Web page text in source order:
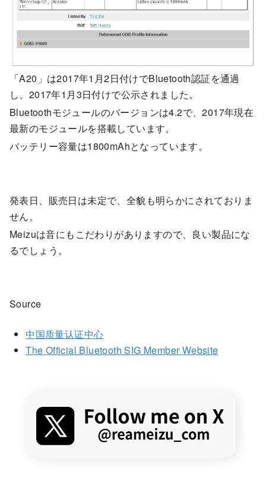
「A20」は2017年1月2日付けでBluetooth認証を通過
し、2017年1月3日付けで公示されました。
Bluetoothモジュールのバージョンは4.2で、2017年現在
最新のモジュールを搭載しています。
バッテリー容量は1800mAhとなっています。
発表日、販売日は未定で、全貌も明らかにされておりま
せん。
Meizuは音にもこだわりがありますので、良い製品にな
るでしょう。
Source
中国质量认证中心
The Official Bluetooth SIG Member Website